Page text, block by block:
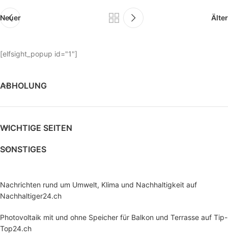
Neuer Älter
[elfsight_popup id="1"]
ABHOLUNG
WICHTIGE SEITEN
SONSTIGES
Nachrichten rund um Umwelt, Klima und Nachhaltigkeit auf
Nachhaltiger24.ch
Photovoltaik mit und ohne Speicher für Balkon und Terrasse auf Tip-
Top24.ch